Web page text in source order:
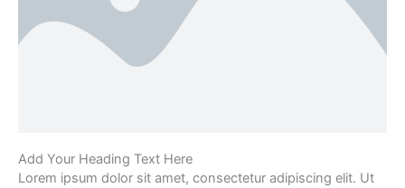
Add Your Heading Text Here
Lorem ipsum dolor sit amet, consectetur adipiscing elit. Ut